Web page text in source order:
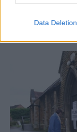
Data Deletion
Economist.